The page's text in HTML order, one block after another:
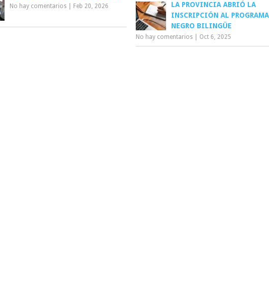
No hay comentarios Feb 20, 2026
LA PROVINCIA ABRIÓ LA
INSCRIPCIÓN AL
NEGRO BILINGÜE
No hay comentarios Oct 6, 2025